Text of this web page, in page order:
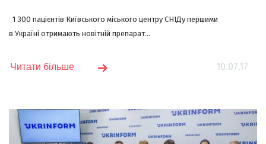
1 300 пацієнтів Київського міського центру СНІДу першими
в Україні отримають новітній препарат...
10.07.17
Читати більше